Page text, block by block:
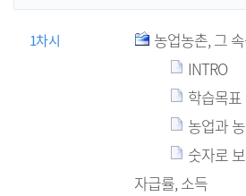
1차시
농업농촌, 그
INTRO
학습목표
농업과
숫자로
자급률, 소득